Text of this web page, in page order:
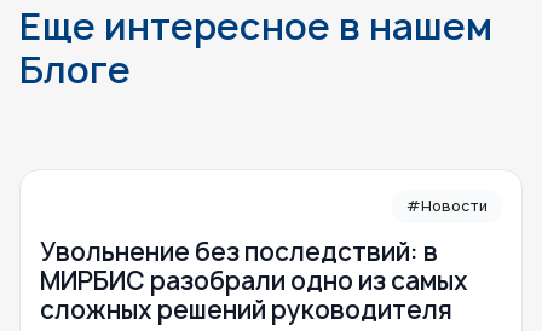
Еще интересное в нашем
Блоге
#Новости
Увольнение без последствий: в
МИРБИС разобрали одно из самых
сложных решений руководителя